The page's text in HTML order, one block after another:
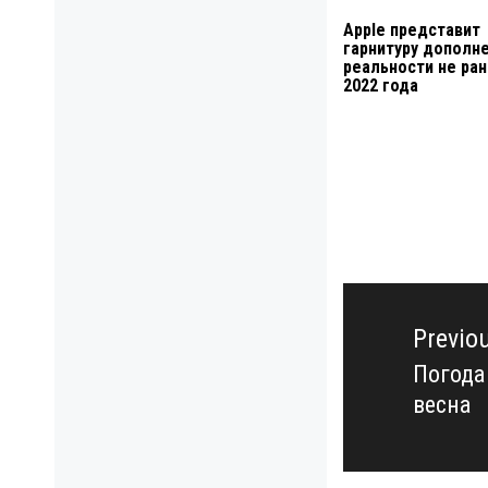
Apple представит
гарнитуру
реальности не
2022 года
Навигация
записям
post:
весна